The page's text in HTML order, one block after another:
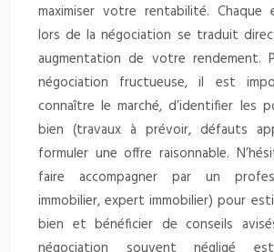
maximiser votre rentabilité. Chaque
lors de la négociation se traduit
augmentation de votre rendement.
négociation fructueuse, il est
connaître le marché, d’identifier les
bien (travaux à prévoir, défauts
formuler une offre raisonnable.
faire accompagner par un
immobilier, expert immobilier) pour
bien et bénéficier de conseils